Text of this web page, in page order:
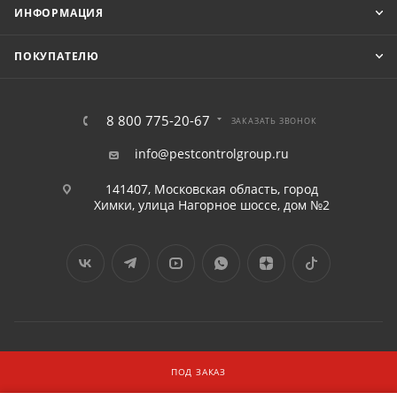
ПОД ЗАКАЗ
ИНФОРМАЦИЯ
ПОКУПАТЕЛЮ
8 800 775-20-67 ЗАКАЗАТЬ ЗВОНОК
info@pestcontrolgroup.ru
141407, Московская область, город
Химки, улица Нагорное шоссе, дом №2
2016 - 2026 © «ПЕСТКОНТРОЛГРУПП» ООО